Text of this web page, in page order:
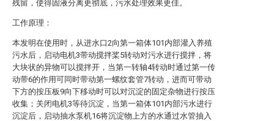
残留，使得固液分离更彻底，污水处理效果更佳。
工作原理：
本发明在使用时，从进水口2向第一箱体101内部灌入养殖
污水后，启动电机3带动搅拌桨5转动对污水进行搅拌，将
大块状的异物可以搅拌开，当第一转轴4转动时通过第一传
动带6的作用可同时带动第一螺纹套管7转动，进而可带动
下方的按压板9向下移动时可以对沉淀的固定杂物进行按压
收集；关闭电机3等待沉淀，当第一箱体101内部污水进行
沉淀后，启动抽水泵机16将沉淀物上方的水通过水管抽入